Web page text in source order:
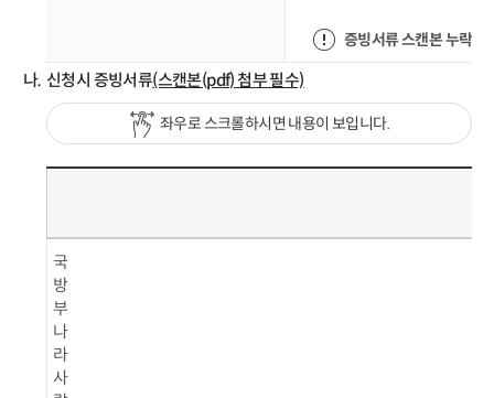
증빙서류 스캔본 누락 시
신청시 증빙서류(스캔본(pdf) 첨부 필수)
좌우로 스크롤하시면 내용이 보입니다.
국
방
부
나
라
사